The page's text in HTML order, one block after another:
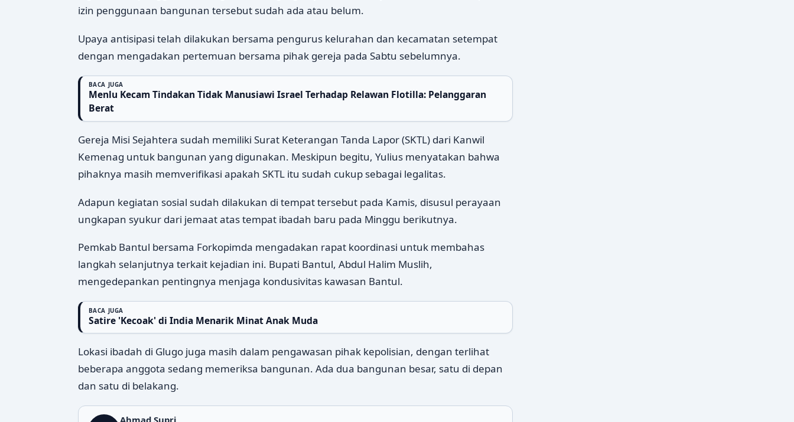
izin penggunaan bangunan tersebut sudah ada atau belum.
Upaya antisipasi telah dilakukan bersama pengurus kelurahan dan kecamatan setempat
dengan mengadakan pertemuan bersama pihak gereja pada Sabtu sebelumnya.
BACA JUGA
Menlu Kecam Tindakan Tidak Manusiawi Israel Terhadap Relawan Flotilla: Pelanggaran
Berat
Gereja Misi Sejahtera sudah memiliki Surat Keterangan Tanda Lapor (SKTL) dari Kanwil
Kemenag untuk bangunan yang digunakan. Meskipun begitu, Yulius menyatakan bahwa
pihaknya masih memverifikasi apakah SKTL itu sudah cukup sebagai legalitas.
Adapun kegiatan sosial sudah dilakukan di tempat tersebut pada Kamis, disusul perayaan
ungkapan syukur dari jemaat atas tempat ibadah baru pada Minggu berikutnya.
Pemkab Bantul bersama Forkopimda mengadakan rapat koordinasi untuk membahas
langkah selanjutnya terkait kejadian ini. Bupati Bantul, Abdul Halim Muslih,
mengedepankan pentingnya menjaga kondusivitas kawasan Bantul.
BACA JUGA
Satire 'Kecoak' di India Menarik Minat Anak Muda
Lokasi ibadah di Glugo juga masih dalam pengawasan pihak kepolisian, dengan terlihat
beberapa anggota sedang memeriksa bangunan. Ada dua bangunan besar, satu di depan
dan satu di belakang.